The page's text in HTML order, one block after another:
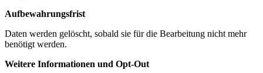
Aufbewahrungsfrist
Daten werden gelöscht, sobald sie für die Bearbeitung nicht mehr
benötigt werden.
Weitere Informationen und Opt-Out